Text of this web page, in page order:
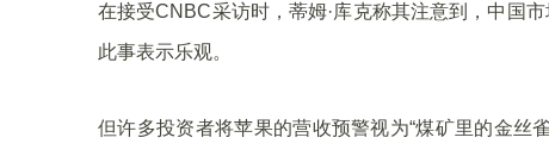
在接受CNBC采访时，蒂姆·库克称其注意到，中国
此事表示乐观。
但许多投资者将苹果的营收预警视为“煤矿里的金丝